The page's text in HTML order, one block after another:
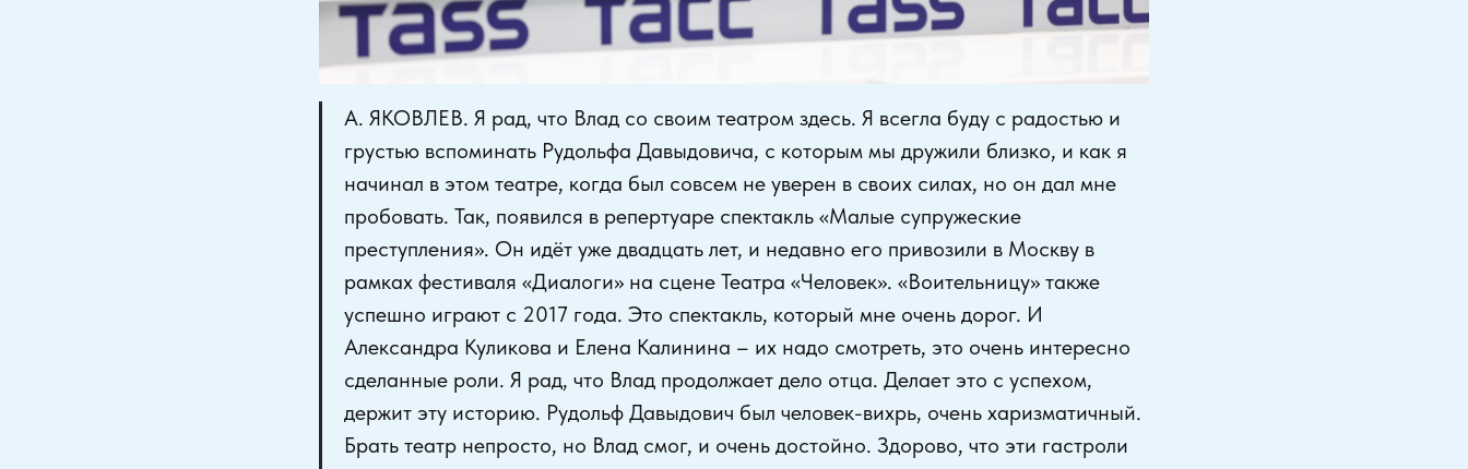
А. ЯКОВЛЕВ. Я рад, что Влад со своим театром здесь. Я всегла буду с радостью и
грустью вспоминать Рудольфа Давыдовича, с которым мы дружили близко, и как я
начинал в этом театре, когда был совсем не уверен в своих силах, но он дал мне
пробовать. Так, появился в репертуаре спектакль «Малые супружеские
преступления». Он идёт уже двадцать лет, и недавно его привозили в Москву в
рамках фестиваля «Диалоги» на сцене Театра «Человек». «Воительницу» также
успешно играют с 2017 года. Это спектакль, который мне очень дорог. И
Александра Куликова и Елена Калинина – их надо смотреть, это очень интересно
сделанные роли. Я рад, что Влад продолжает дело отца. Делает это с успехом,
держит эту историю. Рудольф Давыдович был человек-вихрь, очень харизматичный.
Брать театр непросто, но Влад смог, и очень достойно. Здорово, что эти гастроли